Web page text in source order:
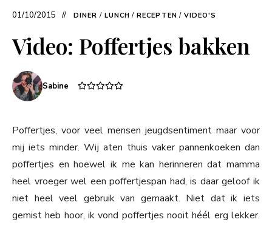
01/10/2015 DINER / LUNCH / RECEPTEN / VIDEO'S
Video: Poffertjes bakken
Sabine
Poffertjes, voor veel mensen jeugdsentiment maar voor
mij iets minder. Wij aten thuis vaker pannenkoeken dan
poffertjes en hoewel ik me kan herinneren dat mamma
heel vroeger wel een poffertjespan had, is daar geloof ik
niet heel veel gebruik van gemaakt. Niet dat ik iets
gemist heb hoor, ik vond poffertjes nooit héél erg lekker.